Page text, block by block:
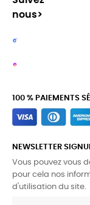
nous>
100 % PAIEMENTS
NEWSLETTER
Vous pouvez vous
pour cela nos
d'utilisation du site.